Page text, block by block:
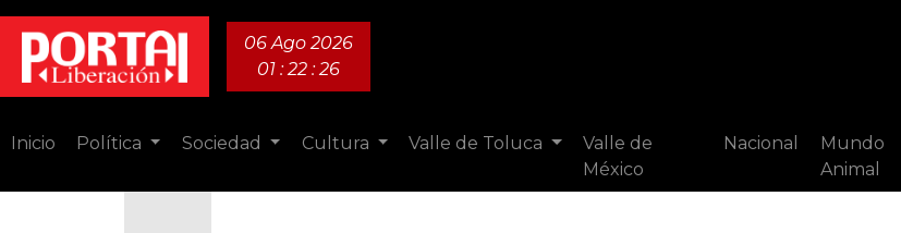
06 Ago 2026
01 : 22 : 27
Inicio Política Sociedad Cultura Valle de Toluca
Valle de
México
Nacional
Mundo
Animal